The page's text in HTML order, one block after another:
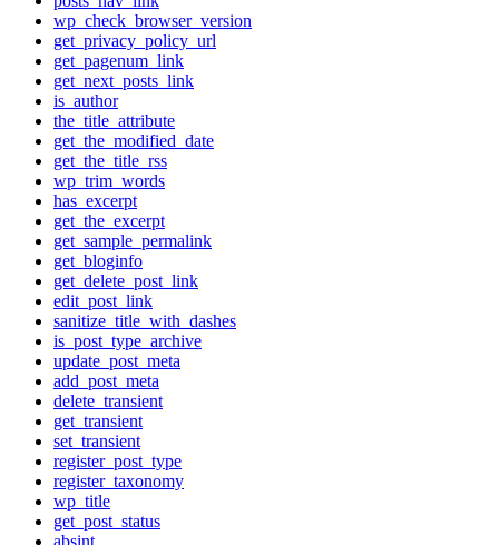
wp_check_browser_version
get_privacy_policy_url
get_pagenum_link
get_next_posts_link
is_author
the_title_attribute
get_the_modified_date
get_the_title_rss
wp_trim_words
has_excerpt
get_the_excerpt
get_sample_permalink
get_bloginfo
get_delete_post_link
edit_post_link
sanitize_title_with_dashes
is_post_type_archive
update_post_meta
add_post_meta
delete_transient
get_transient
set_transient
register_post_type
register_taxonomy
wp_title
get_post_status
absint